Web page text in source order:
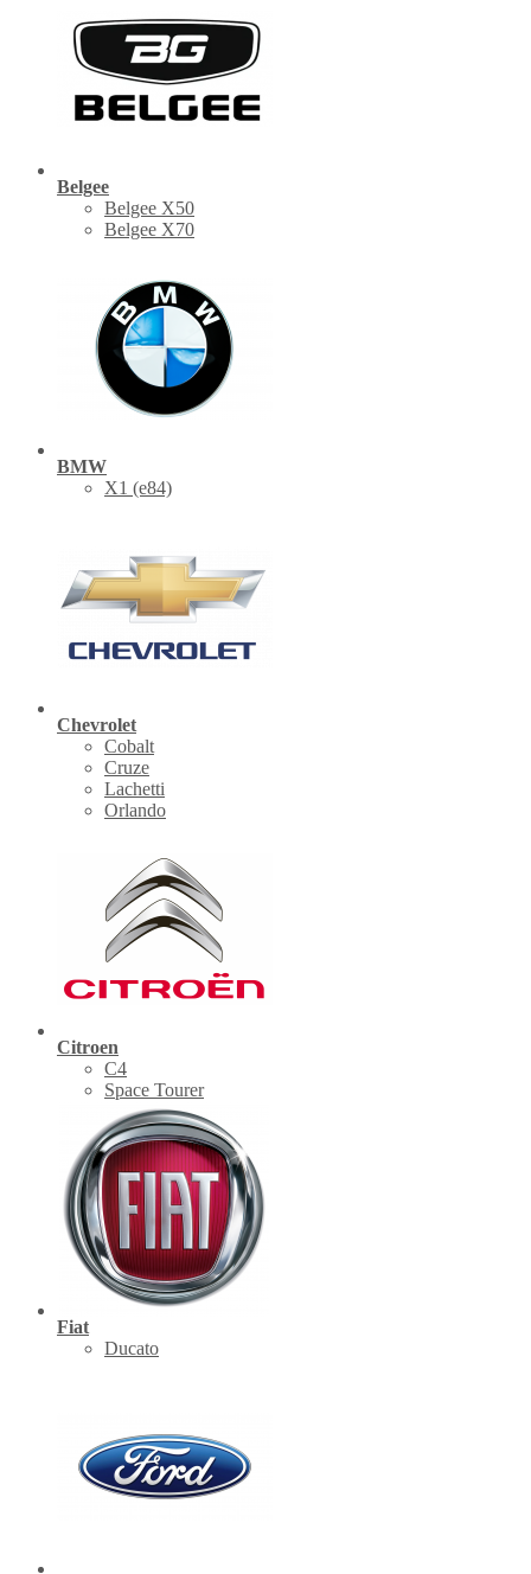
Belgee
Belgee X50
Belgee X70
BMW
X1 (е84)
Chevrolet
Cobalt
Cruze
Lachetti
Orlando
Citroen
C4
Space Tourer
Fiat
Ducato